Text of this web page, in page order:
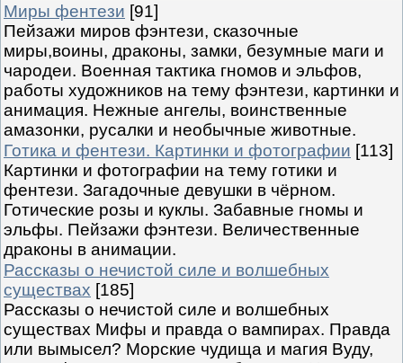
Миры фентези [91]
Пейзажи миров фэнтези, сказочные
миры,воины, драконы, замки, безумные маги и
чародеи. Военная тактика гномов и эльфов,
работы художников на тему фэнтези, картинки и
анимация. Нежные ангелы, воинственные
амазонки, русалки и необычные животные.
Готика и фентези. Картинки и фотографии [113]
Картинки и фотографии на тему готики и
фентези. Загадочные девушки в чёрном.
Готические розы и куклы. Забавные гномы и
эльфы. Пейзажи фэнтези. Величественные
драконы в анимации.
Рассказы о нечистой силе и волшебных
существах [185]
Рассказы о нечистой силе и волшебных
существах Мифы и правда о вампирах. Правда
или вымысел? Морские чудища и магия Вуду,